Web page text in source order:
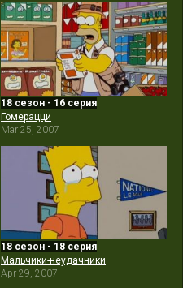
18 сезон - 16 серия
Гомерацци
Mar 25, 2007
18 сезон - 18 серия
Мальчики-неудачники
Apr 29, 2007